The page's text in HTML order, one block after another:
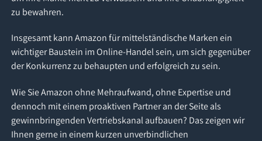
zu bewahren.
Insgesamt kann Amazon für mittelständische Marken ein
wichtiger Baustein im Online-Handel sein, um sich gegenüber
der Konkurrenz zu behaupten und erfolgreich zu sein.
Wie Sie Amazon ohne Mehraufwand, ohne Expertise und
dennoch mit einem proaktiven Partner an der Seite als
gewinnbringenden Vertriebskanal aufbauen? Das zeigen wir
Ihnen gerne in einem kurzen unverbindlichen